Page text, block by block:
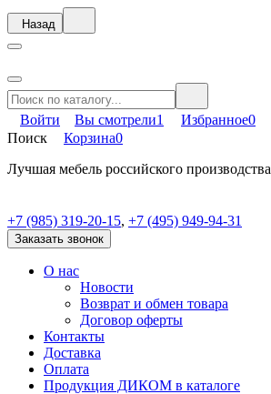
Назад
Войти Вы смотрели1 Избранное0
Поиск
Корзина0
Лучшая мебель российского производства
+7 (985) 319-20-15, +7 (495) 949-94-31
Заказать звонок
О нас
Новости
Возврат и обмен товара
Договор оферты
Контакты
Доставка
Оплата
Продукция ДИКОМ в каталоге